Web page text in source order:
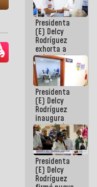
Viceministerio
de Energía
Eléctrica y
CORPOELEC
Presidenta
(E) Delcy
Rodríguez
exhorta a
gobernadores
y alcaldes a
edificar
casas para
abuelos
Presidenta
(E) Delcy
Rodríguez
inaugura
casa de los
Abuelos
Primavera
en Caracas
Presidenta
(E) Delcy
Rodríguez